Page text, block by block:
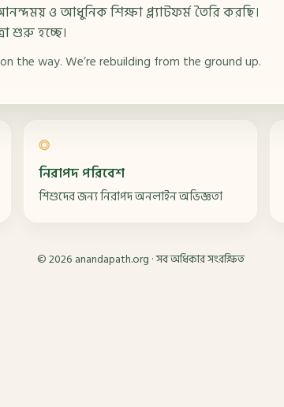
ও আধুনিক শিক্ষা প্ল্যাটফর্ম তৈরি করছি।
শুরু হচ্ছে।
the way. We’re rebuilding from the ground up.
◎
নিরাপদ পরিবেশ
শিশুদের জন্য নিরাপদ অনলাইন অভিজ্ঞতা
©2026 anandapath.org · সব অধিকার সংরক্ষিত